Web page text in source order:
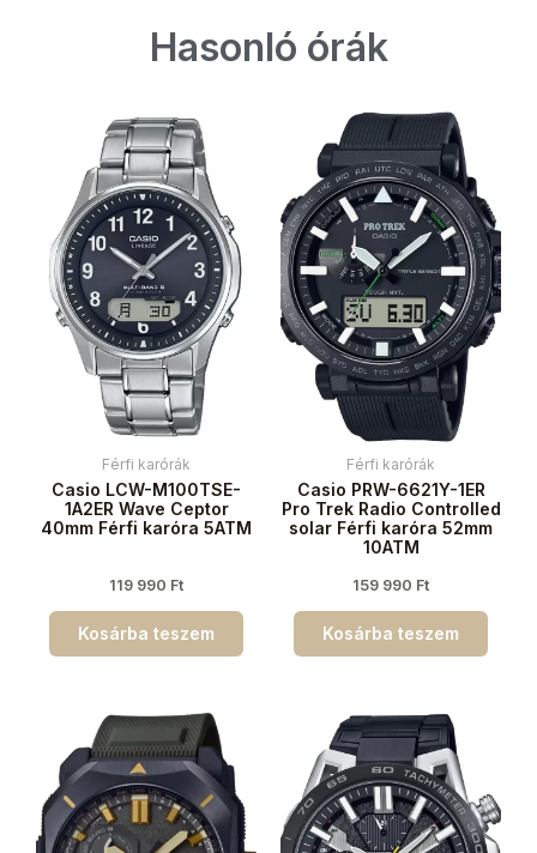
Hasonló órák
Férfi karórák
Casio LCW-M100TSE-
1A2ER Wave Ceptor
40mm Férfi karóra 5ATM
119 990 Ft
Kosárba teszem
Férfi karórák
Casio PRW-6621Y-1ER
Pro Trek Radio Controlled
solar Férfi karóra 52mm
10ATM
159 990 Ft
Kosárba teszem